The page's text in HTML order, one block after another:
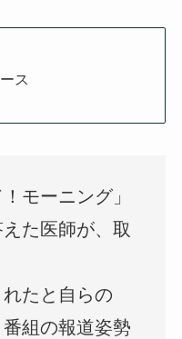
ス
モーニング」
た医師が、取
たと自らの
組の報道姿勢